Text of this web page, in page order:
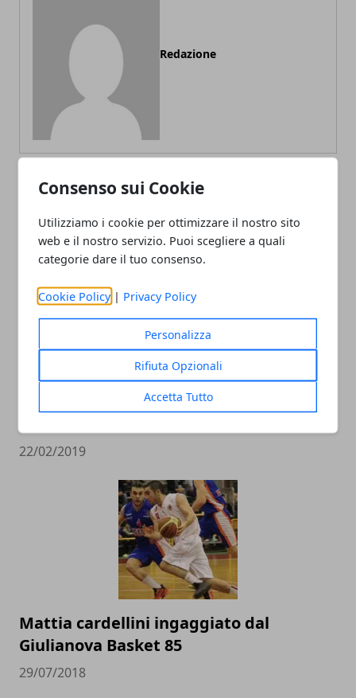
Consenso sui Cookie
Utilizziamo i cookie per ottimizzare il nostro sito
web e il nostro servizio. Puoi scegliere a quali
categorie dare il tuo consenso.
Cookie Policy | Privacy Policy
Personalizza
Rifiuta Opzionali
Accetta Tutto
Redazione
L’Italbasket contro Ungheria e Lituania
alla conquista del pass per i Mondiali in
22/02/2019
Mattia cardellini ingaggiato dal
Giulianova Basket 85
29/07/2018